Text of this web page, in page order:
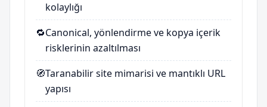
kolaylığı
🔁Canonical, yönlendirme ve kopya içerik
risklerinin azaltılması
🧭Taranabilir site mimarisi ve mantıklı URL
yapısı